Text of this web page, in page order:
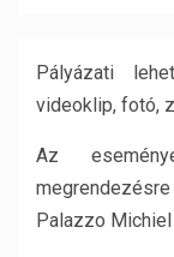
Pályázati
videoklip, fotó,
Az
megrendezésre
Palazzo